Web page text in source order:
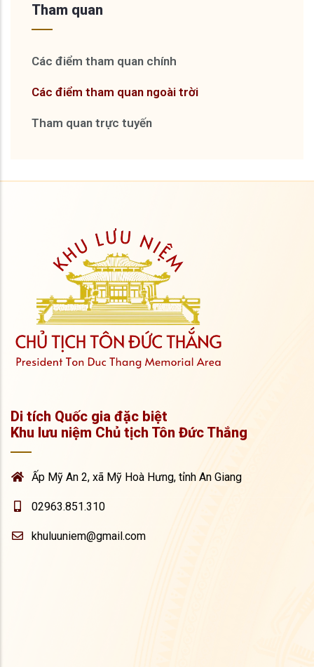
Tham quan
Các điểm tham quan chính
Các điểm tham quan ngoài trời
Tham quan trực tuyến
Di tích Quốc gia đặc biệt
Khu lưu niệm Chủ tịch Tôn Đức Thắng
Ấp Mỹ An 2, xã Mỹ Hoà Hưng, tỉnh An Giang
02963.851.310
khuluuniem@gmail.com